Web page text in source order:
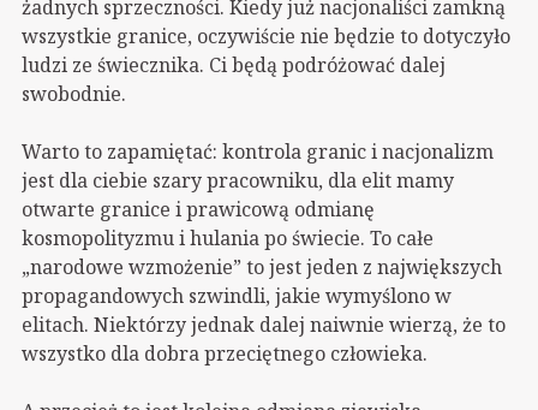
żadnych sprzeczności. Kiedy już nacjonaliści zamkną
wszystkie granice, oczywiście nie będzie to dotyczyło
ludzi ze świecznika. Ci będą podróżować dalej
swobodnie.
Warto to zapamiętać: kontrola granic i nacjonalizm
jest dla ciebie szary pracowniku, dla elit mamy
otwarte granice i prawicową odmianę
kosmopolityzmu i hulania po świecie. To całe
„narodowe wzmożenie” to jest jeden z największych
propagandowych szwindli, jakie wymyślono w
elitach. Niektórzy jednak dalej naiwnie wierzą, że to
wszystko dla dobra przeciętnego człowieka.